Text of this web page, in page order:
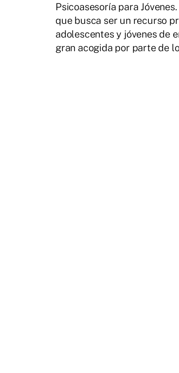
Psicoasesoría para
que busca ser un recurso
adolescentes y jóvenes de
gran acogida por parte de